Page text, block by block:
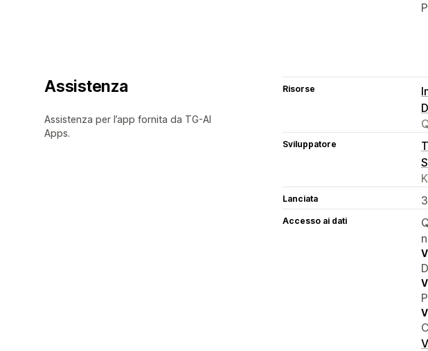
Assistenza
Assistenza per l’app fornita da TG-AI
Apps.
Risorse
Sviluppatore
Lanciata
Accesso ai dati